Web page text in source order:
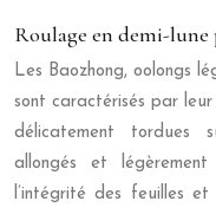
Roulage en demi-lune
Les Baozhong, oolongs
sont caractérisés par
délicatement tordues
allongés et
l’intégrité des feuilles